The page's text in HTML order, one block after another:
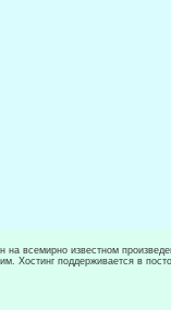
на всемирно известном
Хостинг поддерживается в